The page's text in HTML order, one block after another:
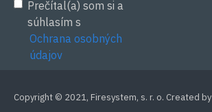
Prečítal(a) som si a
súhlasím s
Ochrana osobných
údajov
Copyright © 2021, Firesystem, s. r. o. Created by